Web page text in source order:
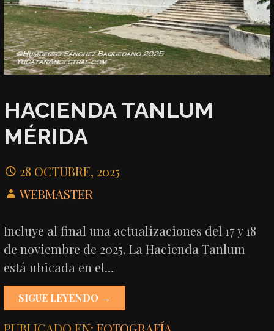
HACIENDA TANLUM
MÉRIDA
28 OCTUBRE, 2025
WEBMASTER
Incluye al final una actualizaciones del 17 y 18
de noviembre de 2025. La Hacienda Tanlum
está ubicada en el…
SIGUE LEYENDO →